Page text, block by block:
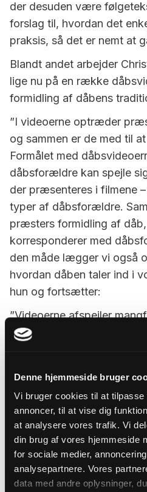
Denne hjemmeside bruger
Vi bruger cookies til at tilpasse
annoncer, til at vise dig
at analysere vores trafik. Vi
din brug af vores hjemmeside
for sociale medier,
analysepartnere. Vores
data med andre oplysninger,
der desuden være
forslag til, hvordan det
praksis, så det er nemt at
Blandt andet arbejder
lige nu på en række
formidling af dåbens
”I videoerne optræder
og sammen er de med til
Formålet med
dåbsforældre kan spejle
der præsenteres i filmene
typer af dåbsforældre.
præsters formidling af
korresponderer med
den måde lægger vi også
hvordan dåben taler ind i
hun og fortsætter:
”Videoerne afspejler
befolkningen og
at nedbryde nogle
deres børn døbt og om,
taget byder på. Det
dåb på en måde, hvor
uden at udvande
Videoerne er produceret